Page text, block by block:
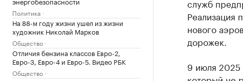
Политика
На 88-м году жизни ушел из жизни
художник Николай Марков
Общество
Отличия бензина классов Евро-2,
Евро-3, Евро-4 и Евро-5. Видео РБК
Общество
служб
Реализация
нового
дорожек.
9 июля 2025